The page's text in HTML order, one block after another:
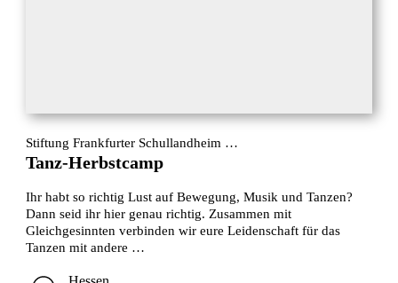
Stiftung Frankfurter Schullandheim …
Tanz-Herbstcamp
Ihr habt so richtig Lust auf Bewegung, Musik und Tanzen?
Dann seid ihr hier genau richtig. Zusammen mit
Gleichgesinnten verbinden wir eure Leidenschaft für das
Tanzen mit andere …